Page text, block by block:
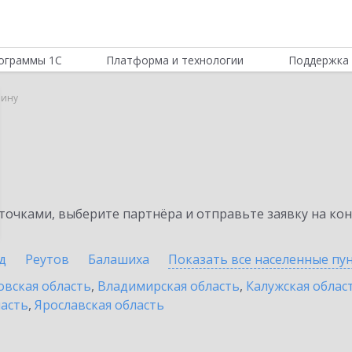
1С Платформа и технологии Поддержка
выберите партнёра и отправьте заявку на
Реутов Балашиха Показать все населенные
область, Владимирская область, Калужская
, Ярославская область